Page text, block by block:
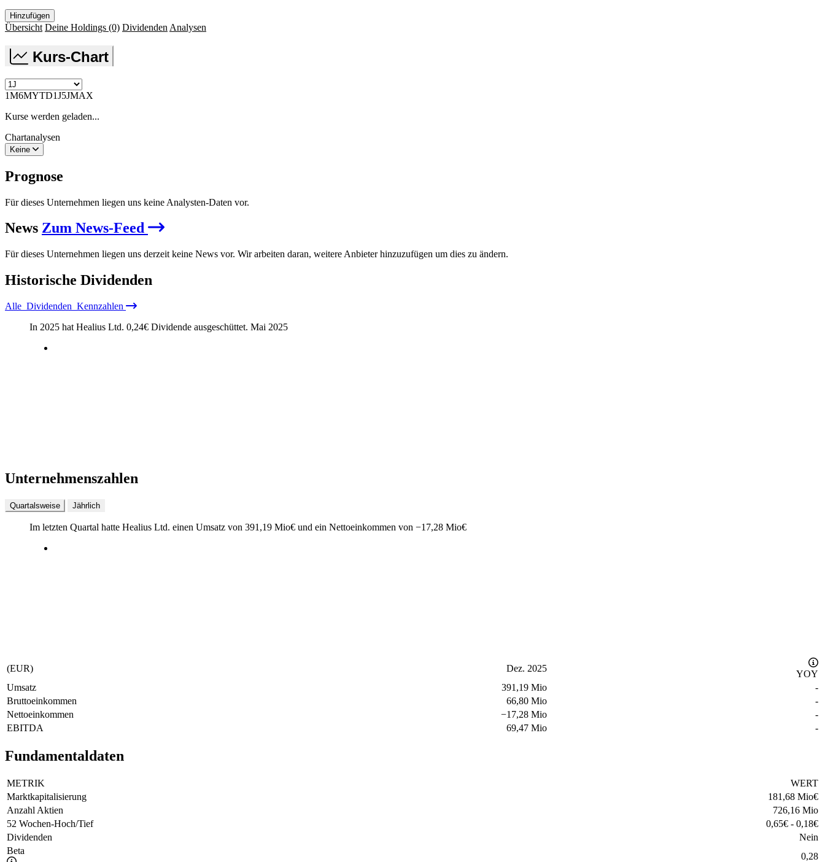
Hinzufügen
Übersicht Deine Holdings (0) Dividenden Analysen
Kurs-Chart
1M6MYTD1J5JMAX
Kurse werden geladen...
Chartanalysen
Keine
Prognose
Für dieses Unternehmen liegen uns keine Analysten-Daten vor.
News Zum News-Feed
Für dieses Unternehmen liegen uns derzeit keine News vor. Wir arbeiten daran, weitere Anbieter hinzuzufügen um dies zu ändern.
Historische Dividenden
Alle Dividenden Kennzahlen
In 2025 hat Healius Ltd. 0,24€ Dividende ausgeschüttet. Mai 2025
Unternehmenszahlen
Quartalsweise Jährlich
Im letzten Quartal hatte Healius Ltd. einen Umsatz von 391,19 Mio€ und ein Nettoeinkommen von −17,28 Mio€
(EUR) Dez. 2025
YOY
Umsatz
391,19 Mio
-
Bruttoeinkommen
66,80 Mio
-
Nettoeinkommen
−17,28 Mio
-
EBITDA
69,47 Mio -
Fundamentaldaten
METRIK
WERT
Marktkapitalisierung
181,68 Mio€
Anzahl Aktien
726,16 Mio
52 Wochen-Hoch/Tief
0,65€ - 0,18€
Dividenden
Nein
Beta
0,28